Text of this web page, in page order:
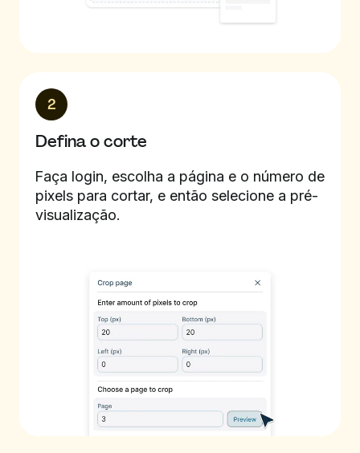
2
Defina o corte
Faça login, escolha a página e o número de
pixels para cortar, e então selecione a pré-
visualização.